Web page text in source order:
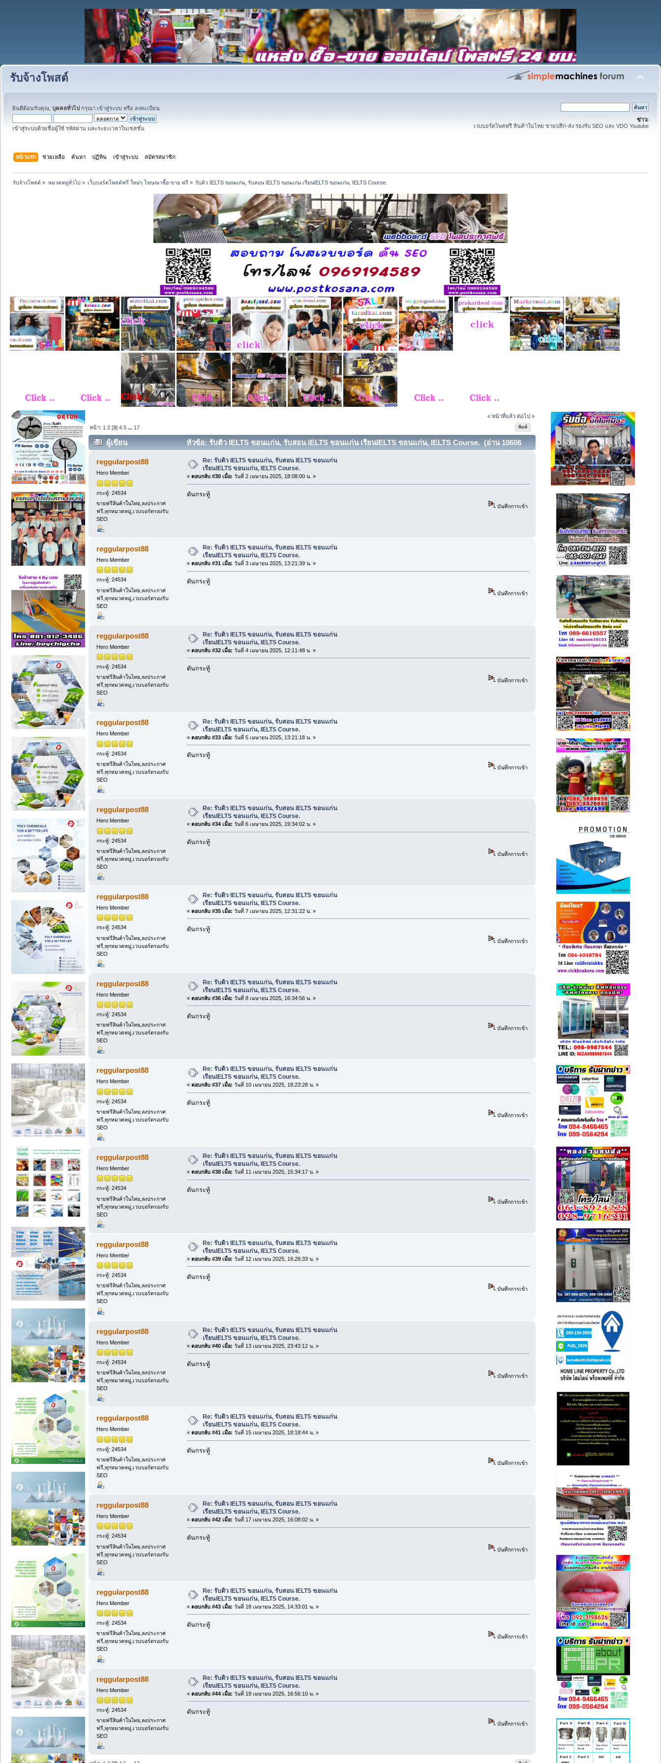
รับจ้างโพสต์
ยินดีต้อนรับคุณ, บุคคลทั่วไป กรุณา เข้าสู่ระบบ หรือ ลงทะเบียน
เข้าสู่ระบบด้วยชื่อผู้ใช้ รหัสผ่าน และระยะเวลาในเซสชั่น
ข่าว:
เวบบอร์ดโพสฟรี สินค้าในไทย ขายปลีก-ส่ง รองรับ SEO และ VDO Youtube
หน้าแรก ช่วยเหลือ ค้นหา ปฏิทิน เข้าสู่ระบบ สมัครสมาชิก
รับจ้างโพสต์ » หมวดหมู่ทั่วไป» เว็บบอร์ดโพสต์ฟรี ใหม่ๆ โฆษณาซื้อ-ขาย ฟรี» รับติว IELTS ขอนแก่น, รับสอน IELTS ขอนแก่น เรียนIELTS ขอนแก่น, IELTS Course.
« หน้าที่แล้ว ต่อไป »
พิมพ์
หน้า: 1 2 [3]4 5 ... 17
ผู้เขียน
หัวข้อ: รับติว IELTS ขอนแก่น, รับสอน IELTS ขอนแก่น เรียนIELTS ขอนแก่น, IELTS Course. (อ่าน 10606
reggularpost88
Hero Member
กระทู้: 24534
ขายฟรีสินค้าในไทย,ลงประกาศ
ฟรี,ทุกหมวดหมู่,เวบบอร์ดรองรับ
SEO
Re: รับติว IELTS ขอนแก่น, รับสอน IELTS ขอนแก่น
เรียนIELTS ขอนแก่น, IELTS Course.
« ตอบกลับ #30 เมื่อ: วันที่ 2 เมษายน 2025, 18:08:00 น. »
ดันกระทู้
บันทึกการเข้า
reggularpost88
Hero Member
กระทู้: 24534
ขายฟรีสินค้าในไทย,ลงประกาศ
ฟรี,ทุกหมวดหมู่,เวบบอร์ดรองรับ
SEO
Re: รับติว IELTS ขอนแก่น, รับสอน IELTS ขอนแก่น
เรียนIELTS ขอนแก่น, IELTS Course.
« ตอบกลับ #31 เมื่อ: วันที่ 3 เมษายน 2025, 13:21:39 น. »
ดันกระทู้
บันทึกการเข้า
reggularpost88
Hero Member
กระทู้: 24534
ขายฟรีสินค้าในไทย,ลงประกาศ
ฟรี,ทุกหมวดหมู่,เวบบอร์ดรองรับ
SEO
Re: รับติว IELTS ขอนแก่น, รับสอน IELTS ขอนแก่น
เรียนIELTS ขอนแก่น, IELTS Course.
« ตอบกลับ #32 เมื่อ: วันที่ 4 เมษายน 2025, 12:11:48 น. »
ดันกระทู้
บันทึกการเข้า
reggularpost88
Hero Member
กระทู้: 24534
ขายฟรีสินค้าในไทย,ลงประกาศ
ฟรี,ทุกหมวดหมู่,เวบบอร์ดรองรับ
SEO
Re: รับติว IELTS ขอนแก่น, รับสอน IELTS ขอนแก่น
เรียนIELTS ขอนแก่น, IELTS Course.
« ตอบกลับ #33 เมื่อ: วันที่ 5 เมษายน 2025, 13:21:18 น. »
ดันกระทู้
บันทึกการเข้า
reggularpost88
Hero Member
กระทู้: 24534
ขายฟรีสินค้าในไทย,ลงประกาศ
ฟรี,ทุกหมวดหมู่,เวบบอร์ดรองรับ
SEO
Re: รับติว IELTS ขอนแก่น, รับสอน IELTS ขอนแก่น
เรียนIELTS ขอนแก่น, IELTS Course.
« ตอบกลับ #34 เมื่อ: วันที่ 6 เมษายน 2025, 19:34:02 น. »
ดันกระทู้
บันทึกการเข้า
reggularpost88
Hero Member
กระทู้: 24534
ขายฟรีสินค้าในไทย,ลงประกาศ
ฟรี,ทุกหมวดหมู่,เวบบอร์ดรองรับ
SEO
Re: รับติว IELTS ขอนแก่น, รับสอน IELTS ขอนแก่น
เรียนIELTS ขอนแก่น, IELTS Course.
« ตอบกลับ #35 เมื่อ: วันที่ 7 เมษายน 2025, 12:31:22 น. »
ดันกระทู้
บันทึกการเข้า
reggularpost88
Hero Member
กระทู้: 24534
ขายฟรีสินค้าในไทย,ลงประกาศ
ฟรี,ทุกหมวดหมู่,เวบบอร์ดรองรับ
SEO
Re: รับติว IELTS ขอนแก่น, รับสอน IELTS ขอนแก่น
เรียนIELTS ขอนแก่น, IELTS Course.
« ตอบกลับ #36 เมื่อ: วันที่ 8 เมษายน 2025, 16:34:56 น. »
ดันกระทู้
บันทึกการเข้า
reggularpost88
Hero Member
กระทู้: 24534
ขายฟรีสินค้าในไทย,ลงประกาศ
ฟรี,ทุกหมวดหมู่,เวบบอร์ดรองรับ
SEO
Re: รับติว IELTS ขอนแก่น, รับสอน IELTS ขอนแก่น
เรียนIELTS ขอนแก่น, IELTS Course.
« ตอบกลับ #37 เมื่อ: วันที่ 10 เมษายน 2025, 18:23:28 น. »
ดันกระทู้
บันทึกการเข้า
reggularpost88
Hero Member
กระทู้: 24534
ขายฟรีสินค้าในไทย,ลงประกาศ
ฟรี,ทุกหมวดหมู่,เวบบอร์ดรองรับ
SEO
Re: รับติว IELTS ขอนแก่น, รับสอน IELTS ขอนแก่น
เรียนIELTS ขอนแก่น, IELTS Course.
« ตอบกลับ #38 เมื่อ: วันที่ 11 เมษายน 2025, 15:34:17 น. »
ดันกระทู้
บันทึกการเข้า
reggularpost88
Hero Member
กระทู้: 24534
ขายฟรีสินค้าในไทย,ลงประกาศ
ฟรี,ทุกหมวดหมู่,เวบบอร์ดรองรับ
SEO
Re: รับติว IELTS ขอนแก่น, รับสอน IELTS ขอนแก่น
เรียนIELTS ขอนแก่น, IELTS Course.
« ตอบกลับ #39 เมื่อ: วันที่ 12 เมษายน 2025, 16:26:33 น. »
ดันกระทู้
บันทึกการเข้า
reggularpost88
Hero Member
กระทู้: 24534
ขายฟรีสินค้าในไทย,ลงประกาศ
ฟรี,ทุกหมวดหมู่,เวบบอร์ดรองรับ
SEO
Re: รับติว IELTS ขอนแก่น, รับสอน IELTS ขอนแก่น
เรียนIELTS ขอนแก่น, IELTS Course.
« ตอบกลับ #40 เมื่อ: วันที่ 13 เมษายน 2025, 23:43:12 น. »
ดันกระทู้
บันทึกการเข้า
reggularpost88
Hero Member
กระทู้: 24534
ขายฟรีสินค้าในไทย,ลงประกาศ
ฟรี,ทุกหมวดหมู่,เวบบอร์ดรองรับ
SEO
Re: รับติว IELTS ขอนแก่น, รับสอน IELTS ขอนแก่น
เรียนIELTS ขอนแก่น, IELTS Course.
« ตอบกลับ #41 เมื่อ: วันที่ 15 เมษายน 2025, 18:18:44 น. »
ดันกระทู้
บันทึกการเข้า
reggularpost88
Hero Member
กระทู้: 24534
ขายฟรีสินค้าในไทย,ลงประกาศ
ฟรี,ทุกหมวดหมู่,เวบบอร์ดรองรับ
SEO
Re: รับติว IELTS ขอนแก่น, รับสอน IELTS ขอนแก่น
เรียนIELTS ขอนแก่น, IELTS Course.
« ตอบกลับ #42 เมื่อ: วันที่ 17 เมษายน 2025, 16:08:02 น. »
ดันกระทู้
บันทึกการเข้า
reggularpost88
Hero Member
กระทู้: 24534
ขายฟรีสินค้าในไทย,ลงประกาศ
ฟรี,ทุกหมวดหมู่,เวบบอร์ดรองรับ
SEO
Re: รับติว IELTS ขอนแก่น, รับสอน IELTS ขอนแก่น
เรียนIELTS ขอนแก่น, IELTS Course.
« ตอบกลับ #43 เมื่อ: วันที่ 18 เมษายน 2025, 14:33:01 น. »
ดันกระทู้
บันทึกการเข้า
reggularpost88
Hero Member
กระทู้: 24534
ขายฟรีสินค้าในไทย,ลงประกาศ
ฟรี,ทุกหมวดหมู่,เวบบอร์ดรองรับ
SEO
Re: รับติว IELTS ขอนแก่น, รับสอน IELTS ขอนแก่น
เรียนIELTS ขอนแก่น, IELTS Course.
« ตอบกลับ #44 เมื่อ: วันที่ 19 เมษายน 2025, 16:56:10 น. »
ดันกระทู้
บันทึกการเข้า